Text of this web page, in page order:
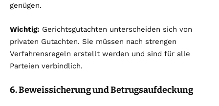
genügen.
Wichtig: Gerichtsgutachten unterscheiden sich von
privaten Gutachten. Sie müssen nach strengen
Verfahrensregeln erstellt werden und sind für alle
Parteien verbindlich.
6. Beweissicherung und Betrugsaufdeckung